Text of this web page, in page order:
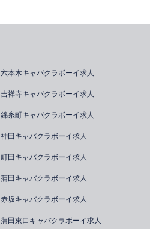
六本木キャバクラボーイ求人
吉祥寺キャバクラボーイ求人
錦糸町キャバクラボーイ求人
神田キャバクラボーイ求人
町田キャバクラボーイ求人
蒲田キャバクラボーイ求人
赤坂キャバクラボーイ求人
蒲田東口キャバクラボーイ求人